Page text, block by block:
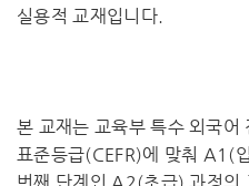
실용적 교재입니다.
본 교재는 교육부 특수 외국
표준등급(CEFR)에 맞춰 A1(